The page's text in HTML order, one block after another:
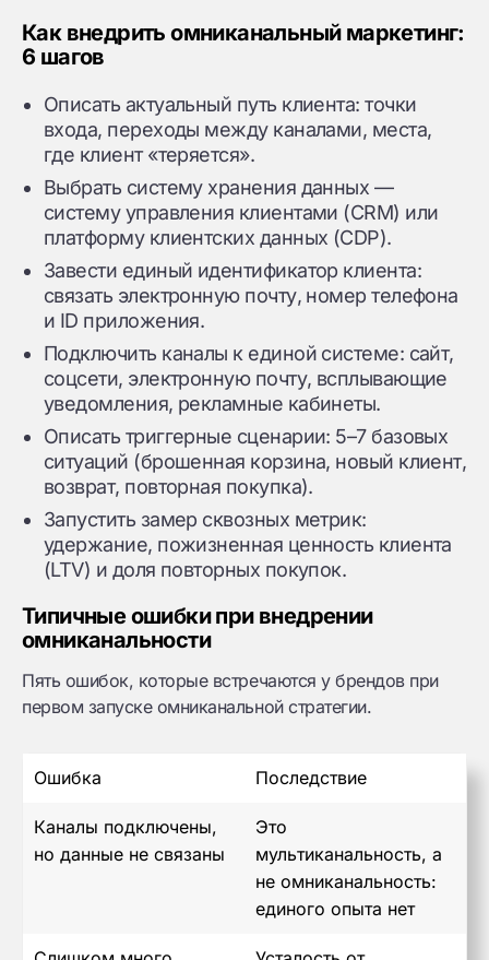
Как внедрить омниканальный маркетинг:
6 шагов
Описать актуальный путь клиента: точки
входа, переходы между каналами, места,
где клиент «теряется».
Выбрать систему хранения данных —
систему управления клиентами (CRM) или
платформу клиентских данных (CDP).
Завести единый идентификатор клиента:
связать электронную почту, номер телефона
и ID приложения.
Подключить каналы к единой системе: сайт,
соцсети, электронную почту, всплывающие
уведомления, рекламные кабинеты.
Описать триггерные сценарии: 5–7 базовых
ситуаций (брошенная корзина, новый клиент,
возврат, повторная покупка).
Запустить замер сквозных метрик:
удержание, пожизненная ценность клиента
(LTV) и доля повторных покупок.
Типичные ошибки при внедрении
омниканальности
Пять ошибок, которые встречаются у брендов при
первом запуске омниканальной стратегии.
Ошибка Последствие
Каналы подключены,
но данные не связаны
Это
мультиканальность, а
не омниканальность:
единого опыта нет